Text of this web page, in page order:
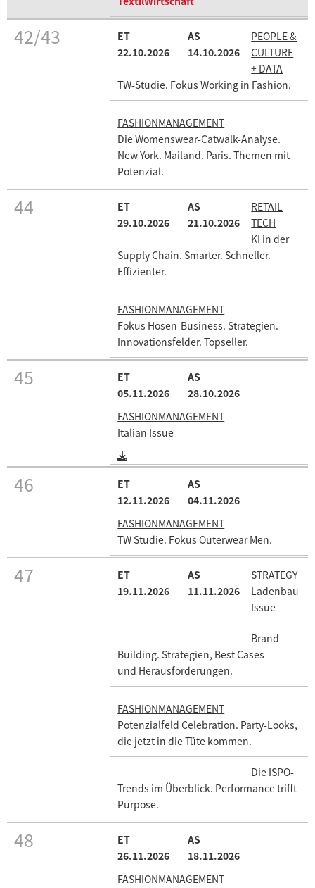
42/43
22.10.2026 14.10.2026
PEOPLE &
CULTURE
+ DATA
TW-Studie. Fokus Working in Fashion.
FASHIONMANAGEMENT
Die Womenswear-Catwalk-Analyse.
New York. Mailand. Paris. Themen mit
Potenzial.
44
29.10.2026 21.10.2026
RETAIL
TECH
KI in der
Supply Chain. Smarter. Schneller.
Effizienter.
FASHIONMANAGEMENT
Fokus Hosen-Business. Strategien.
Innovationsfelder. Topseller.
45
05.11.2026
28.10.2026
FASHIONMANAGEMENT
Italian Issue
46
12.11.2026
04.11.2026
FASHIONMANAGEMENT
TW Studie. Fokus Outerwear Men.
47
19.11.2026 11.11.2026
STRATEGY
Ladenbau
Issue
Brand
Building. Strategien, Best Cases
und Herausforderungen.
FASHIONMANAGEMENT
Potenzialfeld Celebration. Party-Looks,
die jetzt in die Tüte kommen.
Die ISPO-
Trends im Überblick. Performance trifft
Purpose.
48
26.11.2026
18.11.2026
FASHIONMANAGEMENT